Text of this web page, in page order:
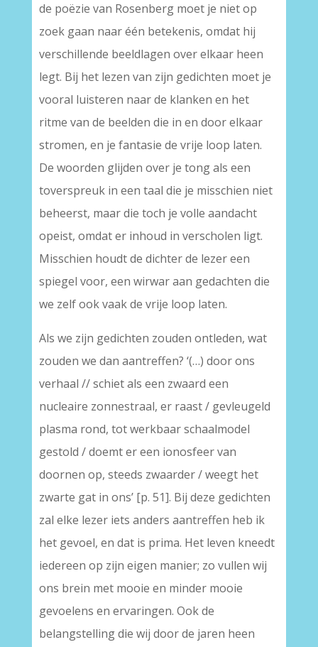
de poëzie van Rosenberg moet je niet op
zoek gaan naar één betekenis, omdat hij
verschillende beeldlagen over elkaar heen
legt. Bij het lezen van zijn gedichten moet je
vooral luisteren naar de klanken en het
ritme van de beelden die in en door elkaar
stromen, en je fantasie de vrije loop laten.
De woorden glijden over je tong als een
toverspreuk in een taal die je misschien niet
beheerst, maar die toch je volle aandacht
opeist, omdat er inhoud in verscholen ligt.
Misschien houdt de dichter de lezer een
spiegel voor, een wirwar aan gedachten die
we zelf ook vaak de vrije loop laten.
Als we zijn gedichten zouden ontleden, wat
zouden we dan aantreffen? ‘(…) door ons
verhaal // schiet als een zwaard een
nucleaire zonnestraal, er raast / gevleugeld
plasma rond, tot werkbaar schaalmodel
gestold / doemt er een ionosfeer van
doornen op, steeds zwaarder / weegt het
zwarte gat in ons’ [p. 51]. Bij deze gedichten
zal elke lezer iets anders aantreffen heb ik
het gevoel, en dat is prima. Het leven kneedt
iedereen op zijn eigen manier; zo vullen wij
ons brein met mooie en minder mooie
gevoelens en ervaringen. Ook de
belangstelling die wij door de jaren heen